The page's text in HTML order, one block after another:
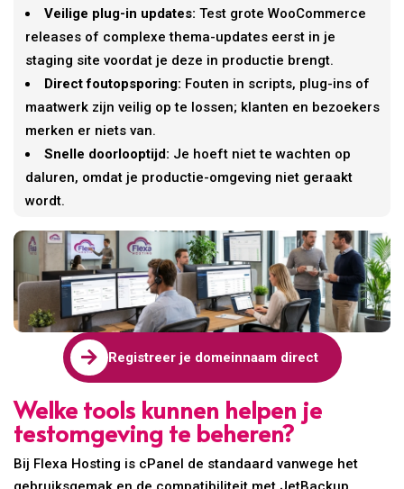
Veilige plug-in updates: Test grote WooCommerce
releases of complexe thema-updates eerst in je
staging site voordat je deze in productie brengt.
Direct foutopsporing: Fouten in scripts, plug-ins of
maatwerk zijn veilig op te lossen; klanten en bezoekers
merken er niets van.
Snelle doorlooptijd: Je hoeft niet te wachten op
daluren, omdat je productie-omgeving niet geraakt
wordt.
 Registreer je domeinnaam direct
Welke tools kunnen helpen je
testomgeving te beheren?
Bij Flexa Hosting is cPanel de standaard vanwege het